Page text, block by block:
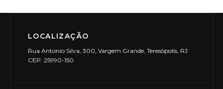
LOCALIZAÇÃO
Rua Antonio Silva, 300, Vargem Grande, Teresópolis, RJ
CEP: 25990-150